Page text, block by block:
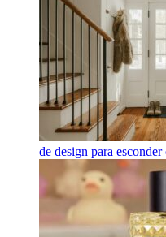
de design para